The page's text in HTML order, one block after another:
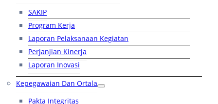
SAKIP
Program Kerja
Laporan Pelaksanaan Kegiatan
Perjanjian Kinerja
Laporan Inovasi
Kepegawaian Dan Ortala
Pakta Integritas